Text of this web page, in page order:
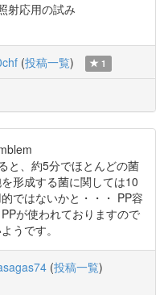
射応用の試み
(投稿一覧) 1
と、約5分でほとんどの菌
形成する菌に関しては10
ではないかと・・・ PP容
が使われておりますので
うです。
(投稿一覧)